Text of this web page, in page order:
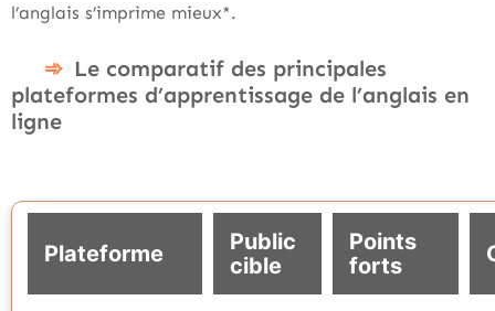
l’anglais s’imprime mieux*.
Le comparatif des principales
plateformes d’apprentissage de l’anglais en
ligne
Plateforme
Public
cible
Points
forts